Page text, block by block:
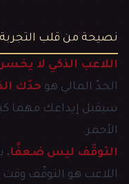
نصيحة من قلب التجربة
اللاعب الذكي لا
الحدّ المالي هو حدّك
سيقبل إيداعك مهما
الأحمر.
التوقّف ليس ضعفًا،
اللاعب هو التوقّف وقت